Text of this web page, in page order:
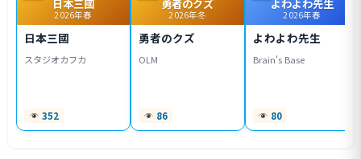
日本三國
2026年春
日本三國
スタジオカフカ
352
勇者のクズ
2026年冬
勇者のクズ
OLM
86
よわよわ先生
2026年春
よわよわ先生
Brain's Base
80